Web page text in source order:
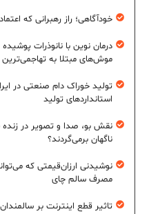
خودآگاهی؛ راز رهبرانی که
موش‌های مبتلا به
تولید خوراک دام صنعتی در
استانداردهای تولید
نقش بو، صدا و تصویر در
ناگهان برمی‌گردند؟
نوشیدنی ارزان‌قیمتی که
مصرف سالم چای
تاثیر قطع اینترنت بر